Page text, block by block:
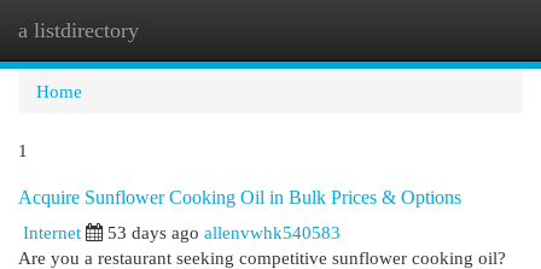
a listdirectory
Home
1
Acquire Sunflower Cooking Oil in Bulk Prices & Options
Internet
53 days ago allenvwhk540583
Are you a restaurant seeking competitive sunflower cooking oil?